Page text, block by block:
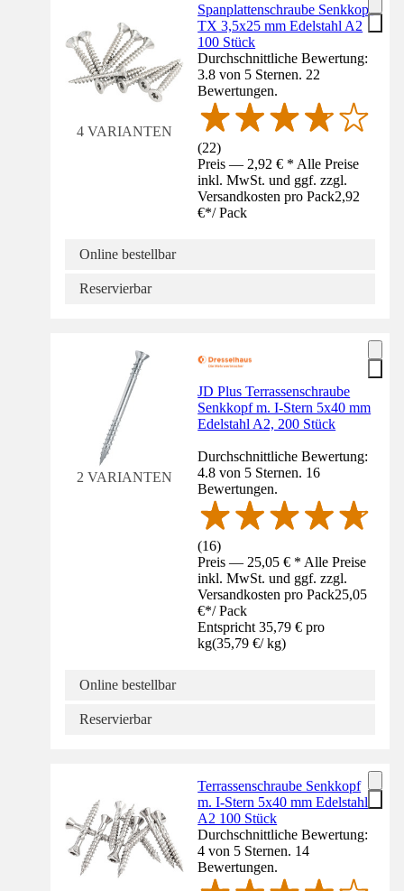
4 VARIANTEN
Spanplattenschraube Senkkopf
TX 3,5x25 mm Edelstahl A2
100 Stück
Durchschnittliche Bewertung:
3.8 von 5 Sternen. 22
Bewertungen.
(22)
Preis — 2,92 € * Alle Preise
inkl. MwSt. und ggf. zzgl.
Versandkosten pro Pack2,92
€*/ Pack
Online bestellbar
Reservierbar
2 VARIANTEN
JD Plus Terrassenschraube
Senkkopf m. I-Stern 5x40 mm
Edelstahl A2, 200 Stück
Durchschnittliche Bewertung:
4.8 von 5 Sternen. 16
Bewertungen.
(16)
Preis — 25,05 € * Alle Preise
inkl. MwSt. und ggf. zzgl.
Versandkosten pro Pack25,05
€*/ Pack
Entspricht 35,79 € pro
kg(35,79 €/ kg)
Online bestellbar
Reservierbar
Terrassenschraube Senkkopf
m. I-Stern 5x40 mm Edelstahl
A2 100 Stück
Durchschnittliche Bewertung:
4 von 5 Sternen. 14
Bewertungen.